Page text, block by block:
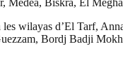
Biskra, El
wilayas d’El Tarf,
Bordj Badji